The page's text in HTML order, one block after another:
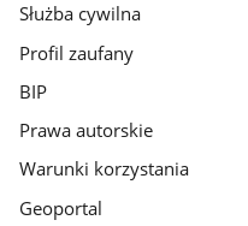
Służba cywilna
Profil zaufany
BIP
Prawa autorskie
Warunki korzystania
Geoportal